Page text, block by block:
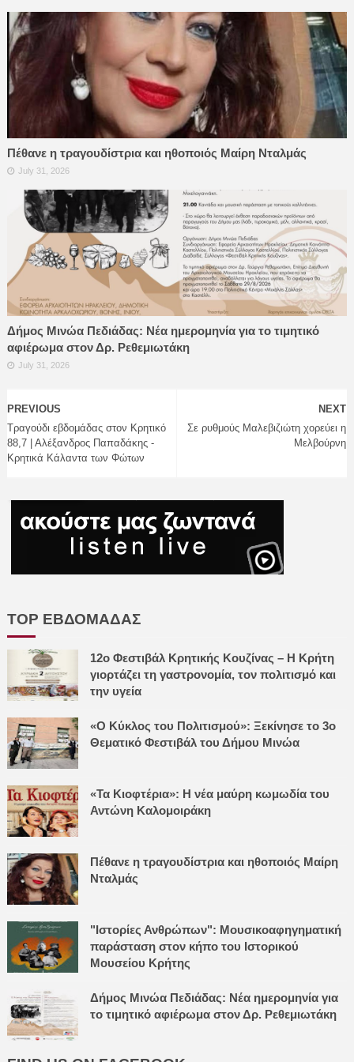
Πέθανε η τραγουδίστρια και ηθοποιός Μαίρη Νταλμάς
July 31, 2026
Δήμος Μινώα Πεδιάδας: Νέα ημερομηνία για το τιμητικό
αφιέρωμα στον Δρ. Ρεθεμιωτάκη
July 31, 2026
NEXT
Σε ρυθμούς Μαλεβιζιώτη χορεύει η
Μελβούρνη
PREVIOUS
Τραγούδι εβδομάδας στον Κρητικό
88,7 | Αλέξανδρος Παπαδάκης -
Κρητικά Κάλαντα των Φώτων
TOP ΕΒΔΟΜΑΔΑΣ
12ο Φεστιβάλ Κρητικής Κουζίνας – Η Κρήτη
γιορτάζει τη γαστρονομία, τον πολιτισμό και
την υγεία
«Ο Κύκλος του Πολιτισμού»: Ξεκίνησε το 3ο
Θεματικό Φεστιβάλ του Δήμου Μινώα
«Τα Κιοφτέρια»: Η νέα μαύρη κωμωδία του
Αντώνη Καλομοιράκη
Πέθανε η τραγουδίστρια και ηθοποιός Μαίρη
Νταλμάς
"Ιστορίες Ανθρώπων": Μουσικοαφηγηματική
παράσταση στον κήπο του Ιστορικού
Μουσείου Κρήτης
Δήμος Μινώα Πεδιάδας: Νέα ημερομηνία για
το τιμητικό αφιέρωμα στον Δρ. Ρεθεμιωτάκη